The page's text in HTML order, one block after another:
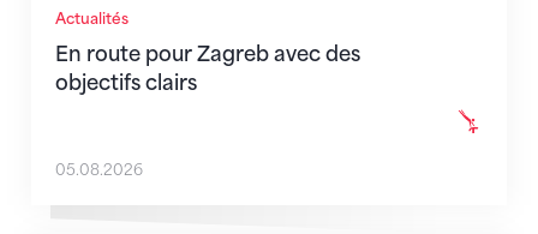
Actualités
En route pour Zagreb avec des
objectifs clairs
05.08.2026